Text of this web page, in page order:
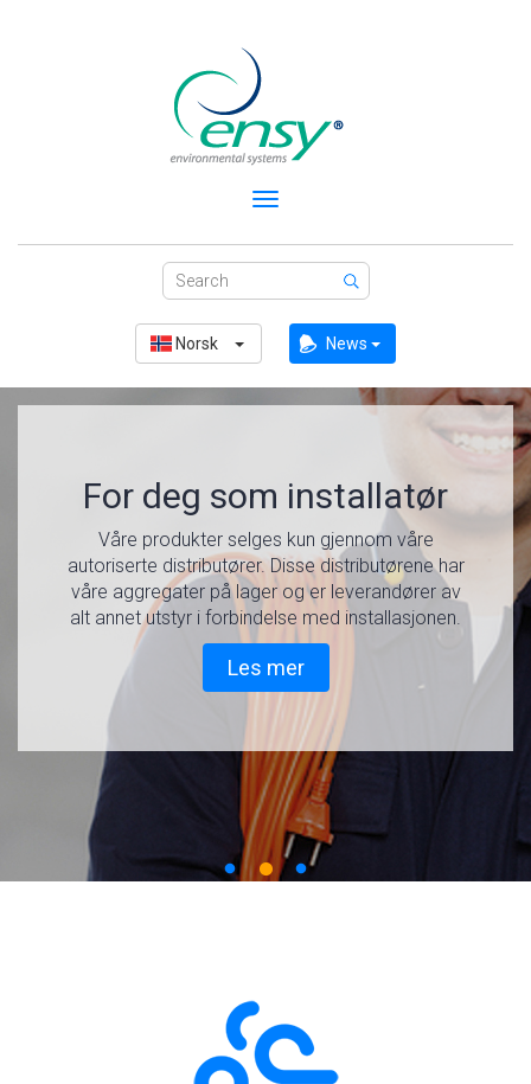
Toggle
Norsk News
Optimaliser ditt
hjemmemiljø med Ensy
AHU
Tilfredsstiller TEK 17 og gir deg ren frisk luft, og
riktig ventilering av din bolig
Les mer
For deg som installatør
Våre produkter selges kun gjennom våre
autoriserte distributører. Disse distributørene har
våre aggregater på lager og er leverandører av
alt annet utstyr i forbindelse med installasjonen.
Les mer
Luftbehandlings-
aggregater fra Ensy
Les mer om boligventilasjon fra Ensy.
Les mer